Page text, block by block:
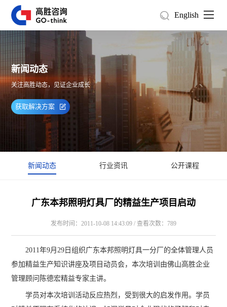
English
新闻动态
关注高胜动态，见证企业成长
获取解决方案
新闻动态 行业资讯 公开课程
广东本邦照明灯具厂的精益生产项目启动
发布时间：2011-10-08 14:43:09 / 查看次数：789
2011年9月29日组织广东本邦照明灯具一分厂的全体管理人员
参加精益生产知识讲座及项目动员会，本次培训由佛山高胜企业
管理顾问陈德宏精益专家主讲。
学员对本次培训活动反应热烈，受到很大的启发作用。学员